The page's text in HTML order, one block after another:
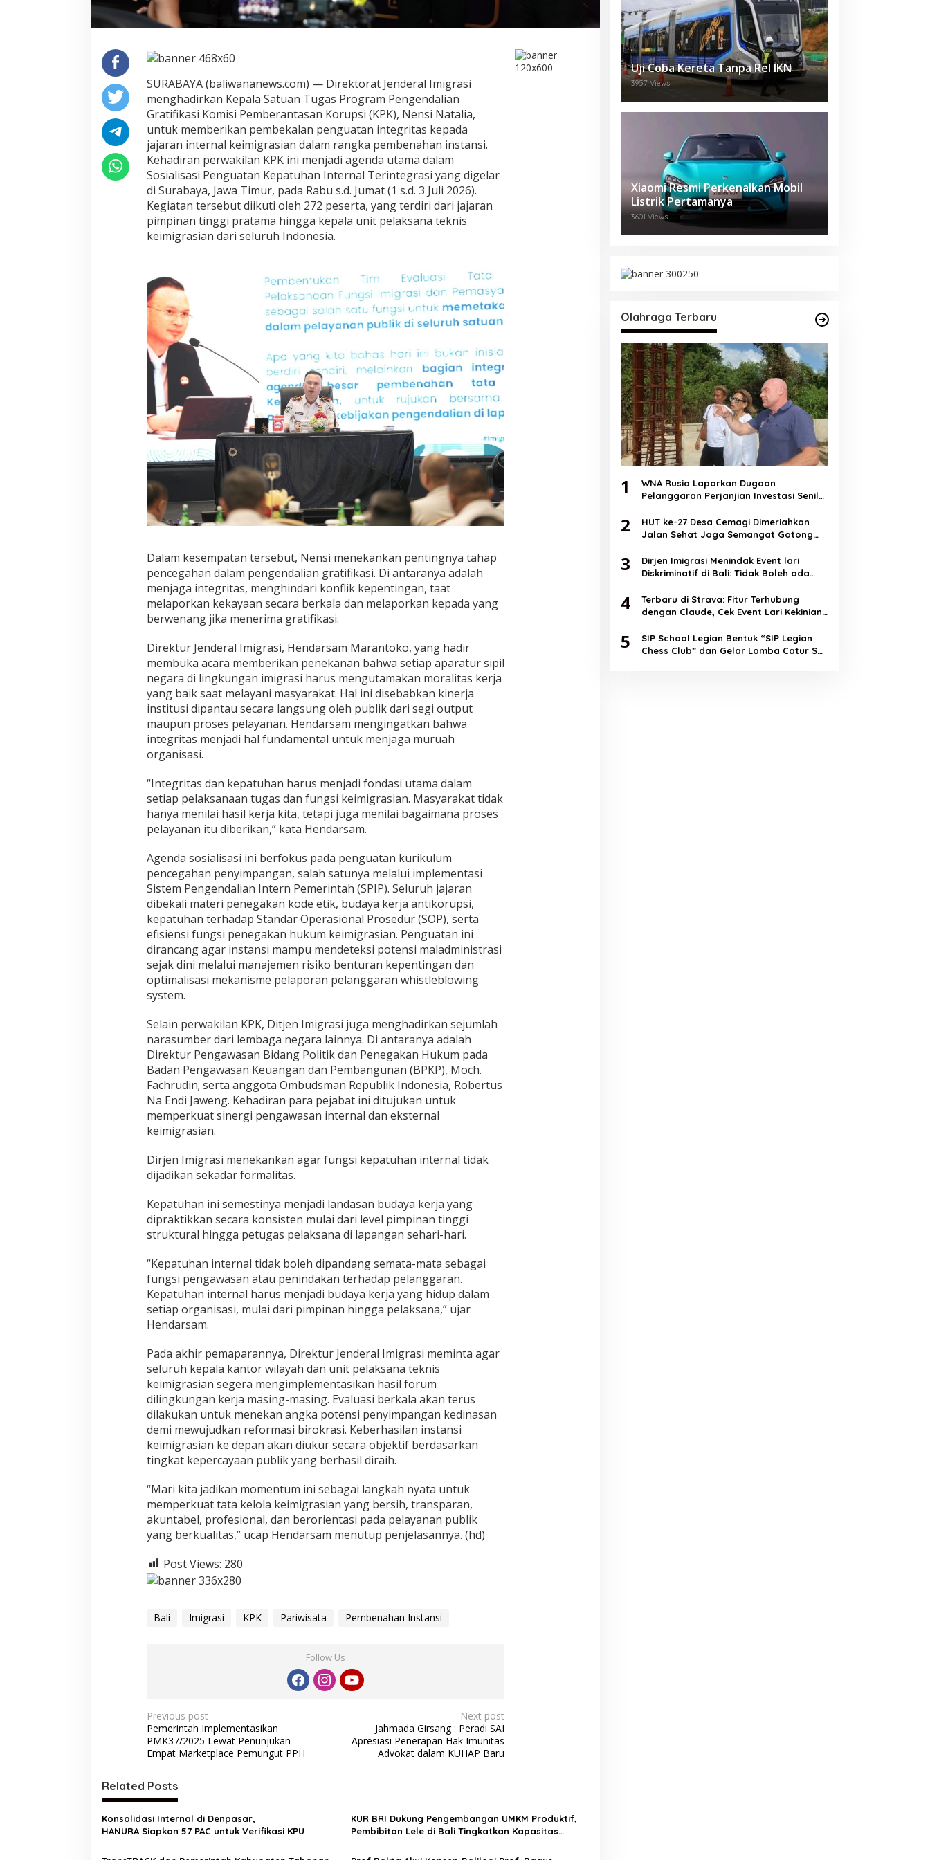
SURABAYA (baliwananews.com) — Direktorat Jenderal Imigrasi
menghadirkan Kepala Satuan Tugas Program Pengendalian
Gratifikasi Komisi Pemberantasan Korupsi (KPK), Nensi Natalia,
untuk memberikan pembekalan penguatan integritas kepada
jajaran internal keimigrasian dalam rangka pembenahan instansi.
Kehadiran perwakilan KPK ini menjadi agenda utama dalam
Sosialisasi Penguatan Kepatuhan Internal Terintegrasi yang digelar
di Surabaya, Jawa Timur, pada Rabu s.d. Jumat (1 s.d. 3 Juli 2026).
Kegiatan tersebut diikuti oleh 272 peserta, yang terdiri dari jajaran
pimpinan tinggi pratama hingga kepala unit pelaksana teknis
keimigrasian dari seluruh Indonesia.
Dalam kesempatan tersebut, Nensi menekankan pentingnya tahap
pencegahan dalam pengendalian gratifikasi. Di antaranya adalah
menjaga integritas, menghindari konflik kepentingan, taat
melaporkan kekayaan secara berkala dan melaporkan kepada yang
berwenang jika menerima gratifikasi.
Direktur Jenderal Imigrasi, Hendarsam Marantoko, yang hadir
membuka acara memberikan penekanan bahwa setiap aparatur sipil
negara di lingkungan imigrasi harus mengutamakan moralitas kerja
yang baik saat melayani masyarakat. Hal ini disebabkan kinerja
institusi dipantau secara langsung oleh publik dari segi output
maupun proses pelayanan. Hendarsam mengingatkan bahwa
integritas menjadi hal fundamental untuk menjaga muruah
organisasi.
“Integritas dan kepatuhan harus menjadi fondasi utama dalam
setiap pelaksanaan tugas dan fungsi keimigrasian. Masyarakat tidak
hanya menilai hasil kerja kita, tetapi juga menilai bagaimana proses
pelayanan itu diberikan,” kata Hendarsam.
Agenda sosialisasi ini berfokus pada penguatan kurikulum
pencegahan penyimpangan, salah satunya melalui implementasi
Sistem Pengendalian Intern Pemerintah (SPIP). Seluruh jajaran
dibekali materi penegakan kode etik, budaya kerja antikorupsi,
kepatuhan terhadap Standar Operasional Prosedur (SOP), serta
efisiensi fungsi penegakan hukum keimigrasian. Penguatan ini
dirancang agar instansi mampu mendeteksi potensi maladministrasi
sejak dini melalui manajemen risiko benturan kepentingan dan
optimalisasi mekanisme pelaporan pelanggaran whistleblowing
system.
Selain perwakilan KPK, Ditjen Imigrasi juga menghadirkan sejumlah
narasumber dari lembaga negara lainnya. Di antaranya adalah
Direktur Pengawasan Bidang Politik dan Penegakan Hukum pada
Badan Pengawasan Keuangan dan Pembangunan (BPKP), Moch.
Fachrudin; serta anggota Ombudsman Republik Indonesia, Robertus
Na Endi Jaweng. Kehadiran para pejabat ini ditujukan untuk
memperkuat sinergi pengawasan internal dan eksternal
keimigrasian.
Dirjen Imigrasi menekankan agar fungsi kepatuhan internal tidak
dijadikan sekadar formalitas.
Kepatuhan ini semestinya menjadi landasan budaya kerja yang
dipraktikkan secara konsisten mulai dari level pimpinan tinggi
struktural hingga petugas pelaksana di lapangan sehari-hari.
“Kepatuhan internal tidak boleh dipandang semata-mata sebagai
fungsi pengawasan atau penindakan terhadap pelanggaran.
Kepatuhan internal harus menjadi budaya kerja yang hidup dalam
setiap organisasi, mulai dari pimpinan hingga pelaksana,” ujar
Hendarsam.
Pada akhir pemaparannya, Direktur Jenderal Imigrasi meminta agar
seluruh kepala kantor wilayah dan unit pelaksana teknis
keimigrasian segera mengimplementasikan hasil forum
dilingkungan kerja masing-masing. Evaluasi berkala akan terus
dilakukan untuk menekan angka potensi penyimpangan kedinasan
demi mewujudkan reformasi birokrasi. Keberhasilan instansi
keimigrasian ke depan akan diukur secara objektif berdasarkan
tingkat kepercayaan publik yang berhasil diraih.
“Mari kita jadikan momentum ini sebagai langkah nyata untuk
memperkuat tata kelola keimigrasian yang bersih, transparan,
akuntabel, profesional, dan berorientasi pada pelayanan publik
yang berkualitas,” ucap Hendarsam menutup penjelasannya. (hd)
Post Views: 280
Bali Imigrasi KPK Pariwisata Pembenahan Instansi
Follow Us
P
o
s
t
n
a
v
i
Previous post
Pemerintah Implementasikan
PMK37/2025 Lewat Penunjukan
Empat Marketplace Pemungut PPH
Next post
Jahmada Girsang : Peradi SAI
Apresiasi Penerapan Hak Imunitas
Advokat dalam KUHAP Baru
Related Posts
Konsolidasi Internal di Denpasar,
HANURA Siapkan 57 PAC untuk Verifikasi KPU
KUR BRI Dukung Pengembangan UMKM Produktif,
Pembibitan Lele di Bali Tingkatkan Kapasitas
Uji Coba Kereta Tanpa Rel IKN
3957 Views
Xiaomi Resmi Perkenalkan Mobil
Listrik Pertamanya
3601 Views
Olahraga Terbaru
1
WNA Rusia Laporkan Dugaan
Pelanggaran Perjanjian Investasi Senilai
2
HUT ke-27 Desa Cemagi Dimeriahkan
Jalan Sehat Jaga Semangat Gotong
Berkualitas
3
Dirjen Imigrasi Menindak Event lari
Diskriminatif di Bali: Tidak Boleh ada
4
Terbaru di Strava: Fitur Terhubung
dengan Claude, Cek Event Lari Kekinian
5
SIP School Legian Bentuk “SIP Legian
Chess Club” dan Gelar Lomba Catur SD